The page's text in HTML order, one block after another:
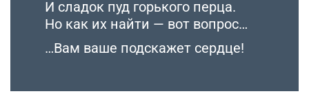
И сладок пуд горького перца.
Но как их найти — вот вопрос…
…Вам ваше подскажет сердце!